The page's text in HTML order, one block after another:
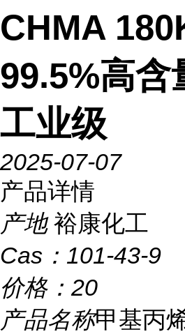
CHMA
99.5%高含
工业级
2025-07-07
产品详情
产地 裕康化工
Cas： 101-43-9
价格： 20
产品名称甲基丙